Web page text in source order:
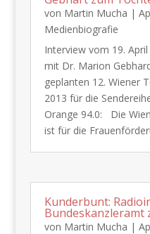
von Martin Mucha |
Medienbiografie
Interview vom 19.
mit Dr. Marion
geplanten 12. Wiener
2013 für die
Orange 94.0: Die
ist für die
Kunderbunt:
Bundeskanzleramt
von Martin Mucha |